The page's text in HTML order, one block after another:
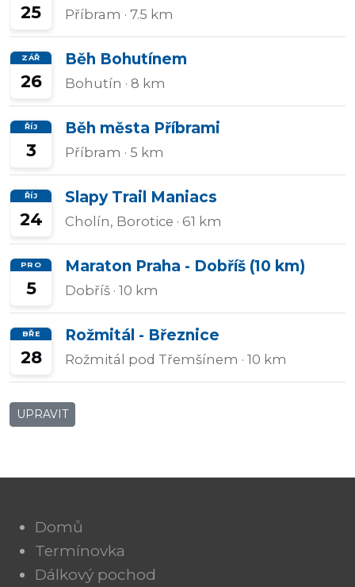
25 Příbram · 7.5 km
ZÁŘ
26
Běh Bohutínem
Bohutín · 8 km
ŘÍJ
3
Běh města Příbrami
Příbram · 5 km
ŘÍJ
24
Slapy Trail Maniacs
Cholín, Borotice · 61 km
PRO
5
Maraton Praha - Dobříš (10 km)
Dobříš · 10 km
BŘE
28
Rožmitál - Březnice
Rožmitál pod Třemšínem · 10 km
UPRAVIT
Domů
Termínovka
Dálkový pochod